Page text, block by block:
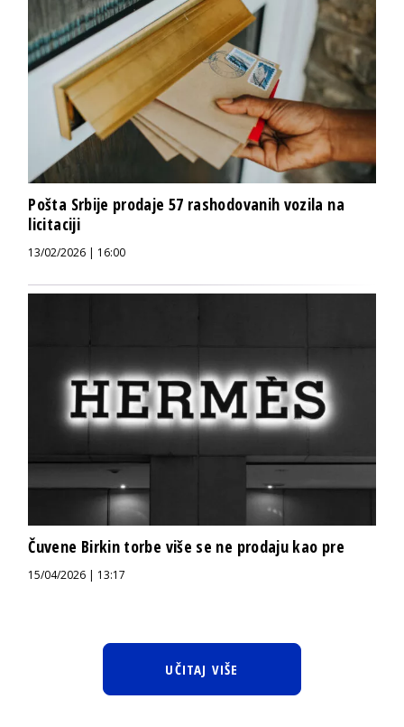
Pošta Srbije prodaje 57 rashodovanih vozila na
licitaciji
13/02/2026 | 16:00
Čuvene Birkin torbe više se ne prodaju kao pre
15/04/2026 | 13:17
UČITAJ VIŠE